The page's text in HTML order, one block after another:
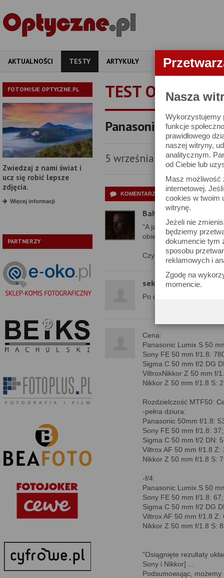
Nasza
Wykorzystujemy
funkcje
prawidłowego
naszej witryny,
analitycznym.
od Ciebie lub
Masz możliwość
internetowej.
cookies w twoim
witrynę.
Jeżeli nie
będziemy
dokumencie tym
sposobu
reklamowych i
Zgodę na
momencie.
AKTUALNOŚCI TESTY ARTYKUŁY APARATY
FOTOMISJE OPTYCZNE.PL
Zwiedzaj z nami świat i
ucz się robić lepsze
zdjęcia.
Więcej informacji
PARTNERZY
TEST
Panasonic Lumix S
5 września 2025
KOMENTARZE CZYTELNIKÓW (36)
Bahrd
"A jak za chwilę się
obiektyw nie ma
Czyli dodatkowa cyfrowa
sektoid
Po co przepłacać ?
Cena:
Panasonic Lumix S 50
Sony FE 50 mm f/1.8:
Sigma C 50 mm f/2 DG
ViltroxNikkor Z 50 mm f/
Nikkor Z 50 mm f/1.8 S:
Rozdzielczość MTF50:
-pełna dziura:
Panasonic 50mm f/1.8:
Sony FE 50 mm f/1.8:
Sigma C 50 mm f/2 DN:
Viltrox AF 50 mm f/1.8 Z:
Nikkor Z 50 mm f/1.8 S:
-f/4:
Panasonic Lumix S 50
Sony FE 50 mm f/1.8:
Sigma C 50 mm f/2 DG
Viltrox AF 50 mm f/1.8 Z:
Nikkor Z 50 mm f/1.8 S:
"Osiągnięte rezultaty
Sony i Nikkor] ...
Podsumowując, możemy